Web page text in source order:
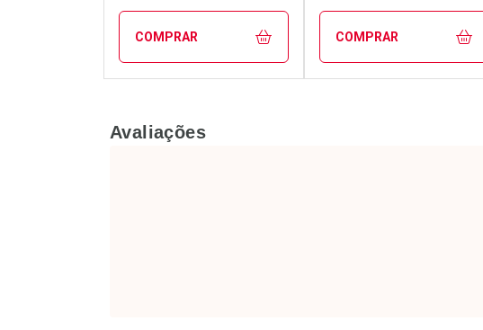
COMPRAR
Laboratório
Por Menos
COMPRAR
Avaliações